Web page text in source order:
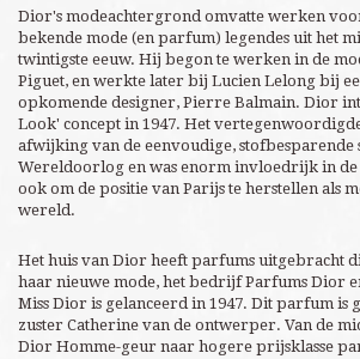
Dior's modeachtergrond omvatte werken
bekende mode (en parfum) legendes uit het
twintigste eeuw. Hij begon te werken in de
Piguet, en werkte later bij Lucien Lelong bij
opkomende designer, Pierre Balmain. Dior
Look' concept in 1947. Het
afwijking van de eenvoudige, stofbesparende
Wereldoorlog en was enorm invloedrijk in
ook om de positie van Parijs te herstellen als
wereld.
Het huis van Dior heeft parfums uitgebracht
haar nieuwe mode, het bedrijf Parfums Dior
Miss Dior is gelanceerd in 1947. Dit parfum is
zuster Catherine van de ontwerper. Van de
Dior Homme-geur naar hogere prijsklasse